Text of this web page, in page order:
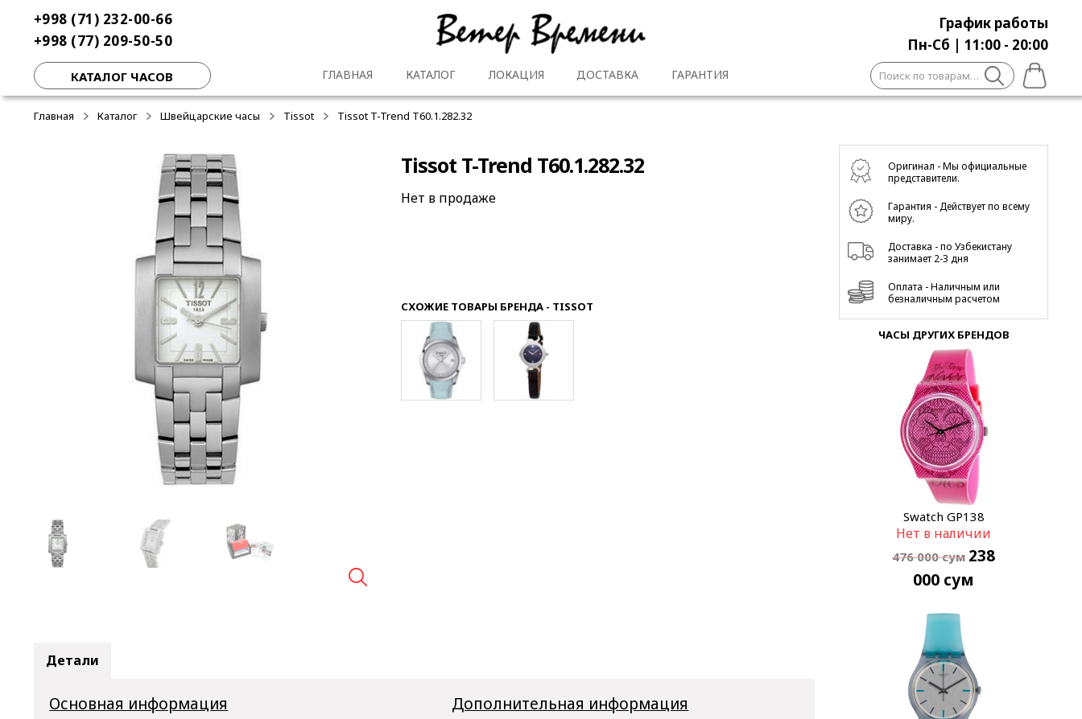
навигации
содержимому
+998 (71) 232-00-66
+998 (77) 209-50-50
График работы
Пн-Сб | 11:00 - 20:00
КАТАЛОГ ЧАСОВ ГЛАВНАЯ КАТАЛОГ ЛОКАЦИЯ ДОСТАВКА ГАРАНТИЯ Искать:
Главная Каталог Швейцарские часы Tissot Tissot T-Trend T60.1.282.32
Tissot T-Trend T60.1.282.32
Нет в продаже
СХОЖИЕ ТОВАРЫ БРЕНДА - TISSOT
Детали
Основная информация Дополнительная информация
Оригинал - Мы официальные
представители.
Гарантия - Действует по всему
миру.
Доставка - по Узбекистану
занимает 2-3 дня
Оплата - Наличным или
безналичным расчетом
ЧАСЫ ДРУГИХ БРЕНДОВ
Swatch GP138
-50%
Нет в наличии
476 000сум 238
000 сум
-50%
-50%